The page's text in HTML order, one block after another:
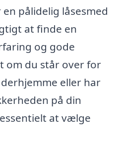
pålidelig låsesmed
at finde en
og gode
om du står over for
eller har
på din
at vælge